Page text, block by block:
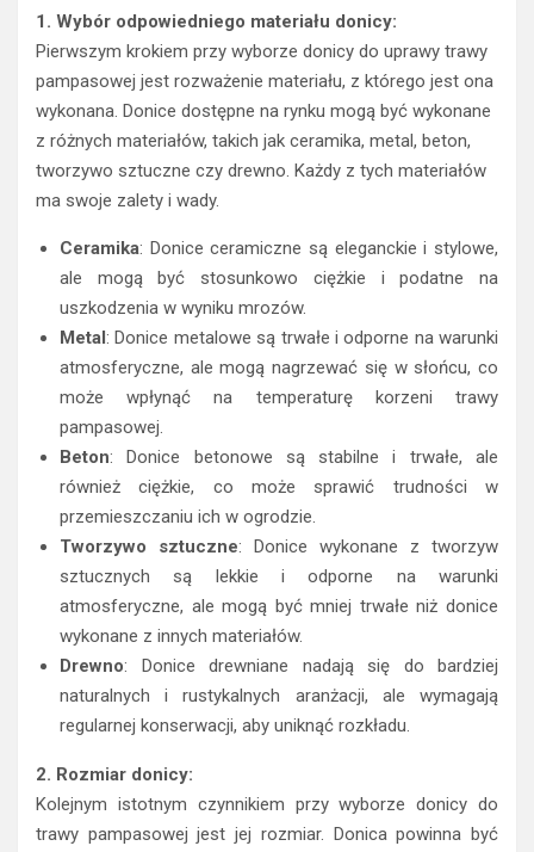
1. Wybór odpowiedniego materiału donicy:
Pierwszym krokiem przy wyborze donicy do uprawy trawy
pampasowej jest rozważenie materiału, z którego jest ona
wykonana. Donice dostępne na rynku mogą być wykonane
z różnych materiałów, takich jak ceramika, metal, beton,
tworzywo sztuczne czy drewno. Każdy z tych materiałów
ma swoje zalety i wady.
Ceramika: Donice ceramiczne są eleganckie i stylowe,
ale mogą być stosunkowo ciężkie i podatne na
uszkodzenia w wyniku mrozów.
Metal: Donice metalowe są trwałe i odporne na warunki
atmosferyczne, ale mogą nagrzewać się w słońcu, co
może wpłynąć na temperaturę korzeni trawy
pampasowej.
Beton: Donice betonowe są stabilne i trwałe, ale
również ciężkie, co może sprawić trudności w
przemieszczaniu ich w ogrodzie.
Tworzywo sztuczne: Donice wykonane z tworzyw
sztucznych są lekkie i odporne na warunki
atmosferyczne, ale mogą być mniej trwałe niż donice
wykonane z innych materiałów.
Drewno: Donice drewniane nadają się do bardziej
naturalnych i rustykalnych aranżacji, ale wymagają
regularnej konserwacji, aby uniknąć rozkładu.
2. Rozmiar donicy:
Kolejnym istotnym czynnikiem przy wyborze donicy do
trawy pampasowej jest jej rozmiar. Donica powinna być